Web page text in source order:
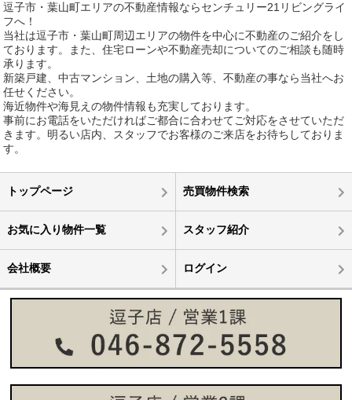
逗子市・葉山町エリアの不動産情報ならセンチュリー21リビングライ
フへ！
当社は逗子市・葉山町周辺エリアの物件を中心に不動産のご紹介をし
ております。また、住宅ローンや不動産売却についてのご相談も随時
承ります。
新築戸建、中古マンション、土地の購入等、不動産の事なら当社へお
任せください。
海近物件や海見えの物件情報も充実しております。
事前にお電話をいただければご都合に合わせてご対応をさせていただ
きます。明るい店内、スタッフでお客様のご来店をお待ちしておりま
す。
トップページ 売買物件検索
お気に入り物件一覧 スタッフ紹介
会社概要 ログイン